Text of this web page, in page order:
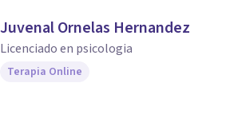
Juvenal Ornelas Hernandez
Licenciado en psicologia
Terapia Online